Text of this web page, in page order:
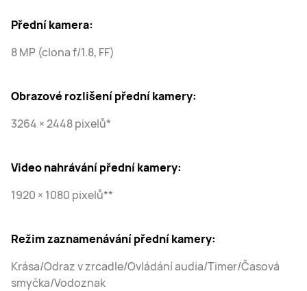
Přední kamera:
8 MP (clona f/1.8, FF)
Obrazové rozlišení přední kamery:
3264 × 2448 pixelů*
Video nahrávání přední kamery:
1920 × 1080 pixelů**
Režim zaznamenávání přední kamery:
Krása/Odraz v zrcadle/Ovládání audia/Timer/Časová
smyčka/Vodoznak